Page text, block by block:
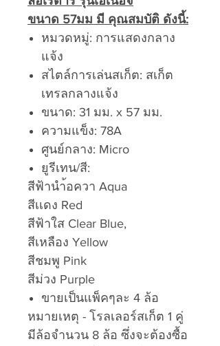
ขนาด 57มม มี คุณสมบัติ ดังนี้:
หมวดหมู่: การแสดงกลาง
แจ้ง
สไตล์การเล่นสเก็ต: สเก็ต
เทรลกลางแจ้ง
ขนาด: 31 มม. x 57 มม.
ความแข็ง: 78A
ศูนย์กลาง: Micro
ยูรีเทน/สี:
สีฟ้านำ้อควา Aqua
สีเเดง Red
สีฟ้าใส Clear Blue,
สีเหลือง Yellow
สีชมพู Pink
สีม่วง Purple
ขายเป็นแพ็คๆละ 4 ล้อ
หมายเหตุ - โรลเลอร์สเก็ต 1 คู่
มีล้อจำนวน 8 ล้อ ซึ่งจะต้องซื้อ